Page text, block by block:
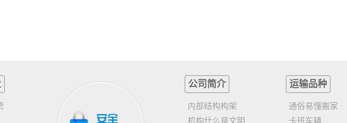
公司简介
内部结构构架
机构什么是文明
运输品种
通俗易懂搬家
卡班车辆